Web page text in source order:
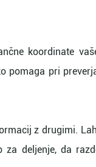
koordinate
pomaga pri
z drugimi.
deljenje, da